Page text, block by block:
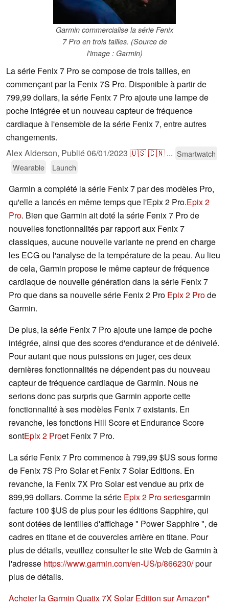
Garmin commercialise la série Fenix
7 Pro en trois tailles. (Source de
l'image : Garmin)
La série Fenix 7 Pro se compose de trois tailles, en
commençant par la Fenix 7S Pro. Disponible à partir de
799,99 dollars, la série Fenix 7 Pro ajoute une lampe de
poche intégrée et un nouveau capteur de fréquence
cardiaque à l'ensemble de la série Fenix 7, entre autres
changements.
Alex Alderson, Publié06/01/2023 🇺🇸🇨🇳 ... Smartwatch
Wearable
Launch
Garmin a complété la série Fenix 7 par des modèles Pro,
qu'elle a lancés en même temps que l'Epix 2 Pro.Epix 2
Pro. Bien que Garmin ait doté la série Fenix 7 Pro de
nouvelles fonctionnalités par rapport aux Fenix 7
classiques, aucune nouvelle variante ne prend en charge
les ECG ou l'analyse de la température de la peau. Au lieu
de cela, Garmin propose le même capteur de fréquence
cardiaque de nouvelle génération dans la série Fenix 7
Pro que dans sa nouvelle série Fenix 2 Pro Epix 2 Prode
Garmin.
De plus, la série Fenix 7 Pro ajoute une lampe de poche
intégrée, ainsi que des scores d'endurance et de dénivelé.
Pour autant que nous puissions en juger, ces deux
dernières fonctionnalités ne dépendent pas du nouveau
capteur de fréquence cardiaque de Garmin. Nous ne
serions donc pas surpris que Garmin apporte cette
fonctionnalité à ses modèles Fenix 7 existants. En
revanche, les fonctions Hill Score et Endurance Score
sontEpix 2 Proet Fenix 7 Pro.
La série Fenix 7 Pro commence à 799,99 $US sous forme
de Fenix 7S Pro Solar et Fenix 7 Solar Editions. En
revanche, la Fenix 7X Pro Solar est vendue au prix de
899,99 dollars. Comme la série Epix 2 Pro seriesgarmin
facture 100 $US de plus pour les éditions Sapphire, qui
sont dotées de lentilles d'affichage " Power Sapphire ", de
cadres en titane et de couvercles arrière en titane. Pour
plus de détails, veuillez consulter le site Web de Garmin à
l'adresse https://www.garmin.com/en-US/p/866230/pour
plus de détails.
Acheter la Garmin Quatix 7X Solar Edition sur Amazon